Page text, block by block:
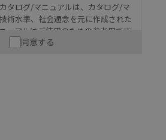
タログ/マニュアルは、カタログ/マ
術水準、社会通念を元に作成された
ュアルはご使用のための参考用です
ての安全性については十分にご配慮
る場合には、システム全体として
れていること、および本製品が全
同意する